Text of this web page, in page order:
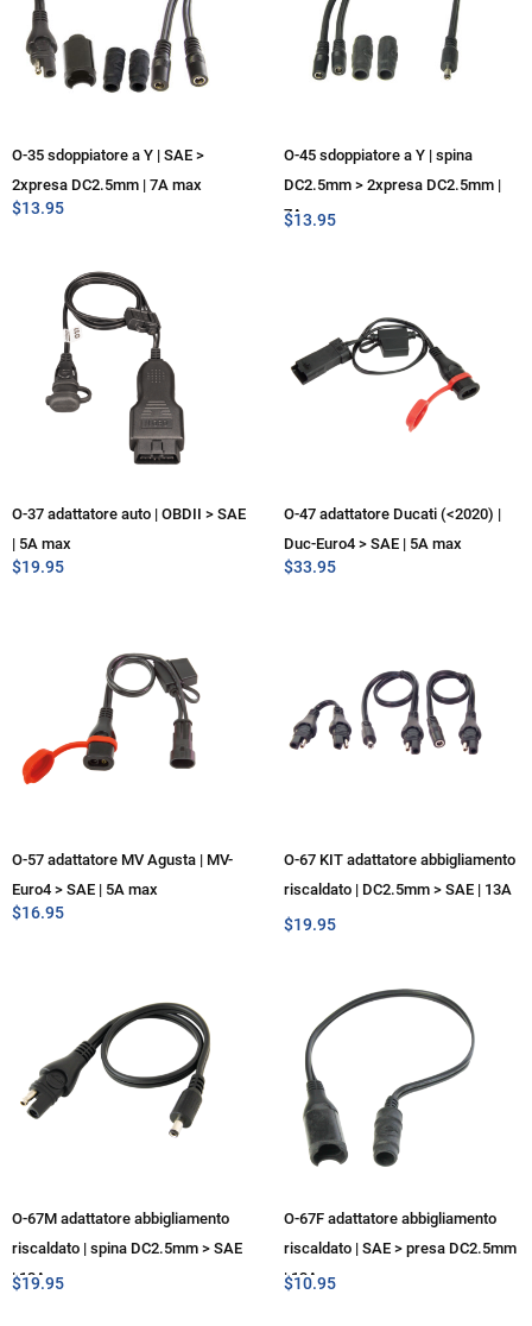
O-35 sdoppiatore a Y | SAE >
2xpresa DC2.5mm | 7A max
$13.95
O-45 sdoppiatore a Y | spina
DC2.5mm > 2xpresa DC2.5mm |
7A max
$13.95
O-37 adattatore auto | OBDII > SAE
| 5A max
$19.95
O-47 adattatore Ducati (<2020) |
Duc-Euro4 > SAE | 5A max
$33.95
O-57 adattatore MV Agusta | MV-
Euro4 > SAE | 5A max
$16.95
O-67 KIT adattatore abbigliamento
riscaldato | DC2.5mm > SAE | 13A
max
$19.95
O-67M adattatore abbigliamento
riscaldato | spina DC2.5mm > SAE
| 13A max
$19.95
O-67F adattatore abbigliamento
riscaldato | SAE > presa DC2.5mm
| 13A max
$10.95